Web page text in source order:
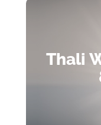
Thali